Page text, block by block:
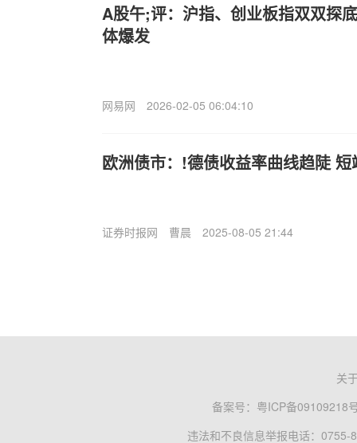
A股午;评：沪指、创业板指双双探
体爆发
网易网 2026-02-05 06:04:10
欧洲债市：!德债收益率曲线趋陡 短
证券时报网 曹晨 2025-08-05 21:44
关
备案号： 粤ICP备09109218
违法和不良信息举报电话：0755-